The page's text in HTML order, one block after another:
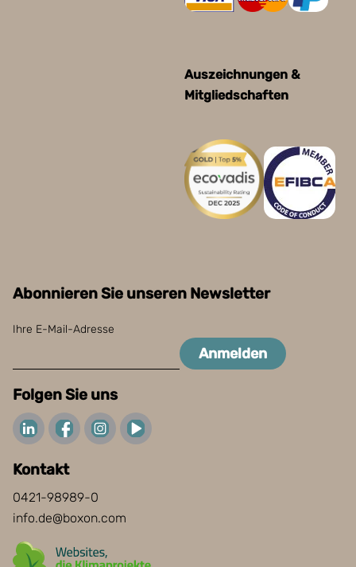
Auszeichnungen &
Mitgliedschaften
Abonnieren Sie unseren Newsletter
Ihre E-Mail-Adresse
Anmelden
Folgen Sie uns
Kontakt
0421-98989-0
info.de@boxon.com